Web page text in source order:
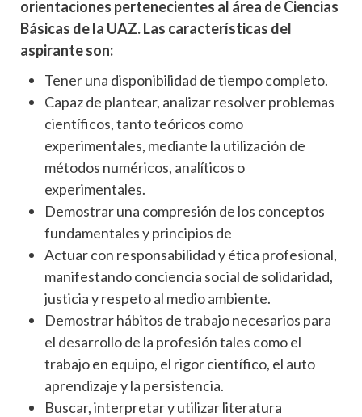
orientaciones pertenecientes al área de Ciencias
Básicas de la UAZ. Las características del
aspirante son:
Tener una disponibilidad de tiempo completo.
Capaz de plantear, analizar resolver problemas
científicos, tanto teóricos como
experimentales, mediante la utilización de
métodos numéricos, analíticos o
experimentales.
Demostrar una compresión de los conceptos
fundamentales y principios de
Actuar con responsabilidad y ética profesional,
manifestando conciencia social de solidaridad,
justicia y respeto al medio ambiente.
Demostrar hábitos de trabajo necesarios para
el desarrollo de la profesión tales como el
trabajo en equipo, el rigor científico, el auto
aprendizaje y la persistencia.
Buscar, interpretar y utilizar literatura